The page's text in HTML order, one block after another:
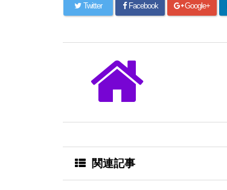
Twitter Facebook Google+
関連記事